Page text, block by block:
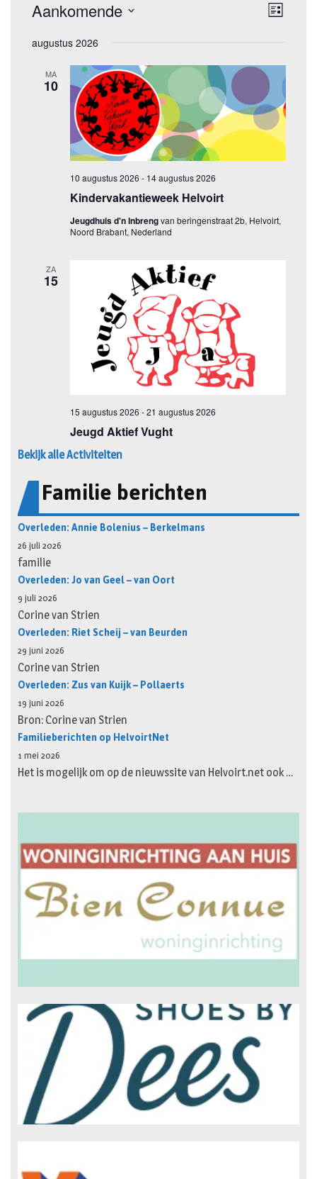
Bekijk alle Activiteiten
Familie berichten
Overleden: Annie Bolenius – Berkelmans
26 juli 2026
familie
Overleden: Jo van Geel – van Oort
9 juli 2026
Corine van Strien
Overleden: Riet Scheij – van Beurden
29 juni 2026
Corine van Strien
Overleden: Zus van Kuijk – Pollaerts
19 juni 2026
Bron: Corine van Strien
Familieberichten op HelvoirtNet
1 mei 2026
Het is mogelijk om op de nieuwssite van Helvoirt.net ook …